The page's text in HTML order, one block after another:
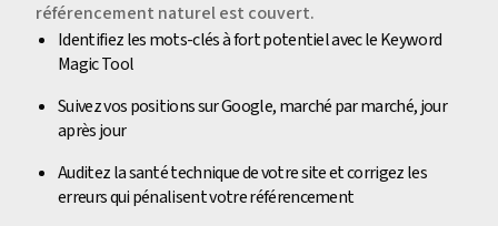
référencement naturel est couvert.
Identifiez les mots-clés à fort potentiel avec le Keyword
Magic Tool
Suivez vos positions sur Google, marché par marché, jour
après jour
Auditez la santé technique de votre site et corrigez les
erreurs qui pénalisent votre référencement